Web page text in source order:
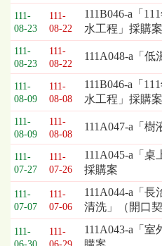
項
111-
08-23
111-
08-22
111B046-a「
水工程」採購
111-
08-23
111-
08-22
111A048-a「
111-
08-09
111-
08-08
111B046-a「
水工程」採購案
111-
08-09
111-
08-08
111A047-a「
111-
07-27
111-
07-26
111A045-a「桌
採購案
111-
07-07
111-
07-06
111A044-a「
清洗」（開口
111-
111-
111A043-a「